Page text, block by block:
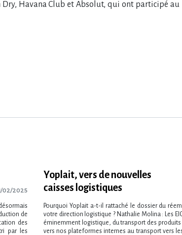
Dry, Havana Club et Absolut, qui ont participé
02/2025
de
des
par les
Yoplait, vers de nouvelles
caisses logistiques
Pourquoi Yoplait a-t-il rattaché le dossier du
votre direction logistique ? Nathalie Molina : Les
éminemment logistique, du transport des produits
vers nos plateformes internes au transport vers